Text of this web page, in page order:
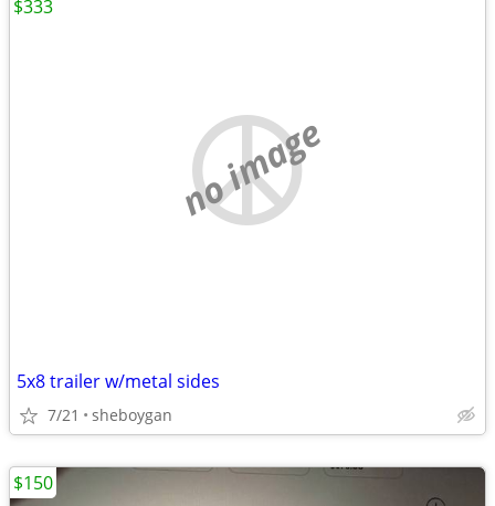
no image
5x8 trailer w/metal sides
7/21 sheboygan
$333
$150